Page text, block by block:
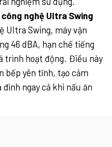
nghệ Ultra Swing
Ultra Swing, máy vận
46 dBA, hạn chế tiếng
trình hoạt động. Điều này
bếp yên tĩnh, tạo cảm
ngay cả khi nấu ăn